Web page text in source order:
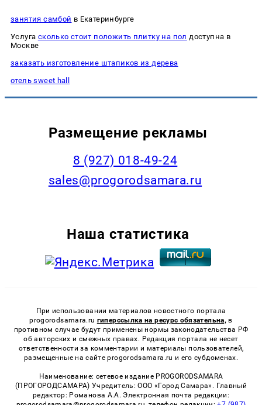
занятия самбой в Екатеринбурге
Услуга сколько стоит положить плитку на пол доступна в
Москве
заказать изготовление штапиков из дерева
отель sweet hall
Размещение рекламы
8 (927) 018-49-24
sales@progorodsamara.ru
Наша статистика
При использовании материалов новостного портала
progorodsamara.ru гиперссылка на ресурс обязательна, в
противном случае будут применены нормы законодательства РФ
об авторских и смежных правах. Редакция портала не несет
ответственности за комментарии и материалы пользователей,
размещенные на сайте progorodsamara.ru и его субдоменах.
Наименование: сетевое издание PROGORODSAMARA
(ПРОГОРОДСАМАРА) Учредитель: ООО «Город Самара». Главный
редактор: Романова А.А. Электронная почта редакции: